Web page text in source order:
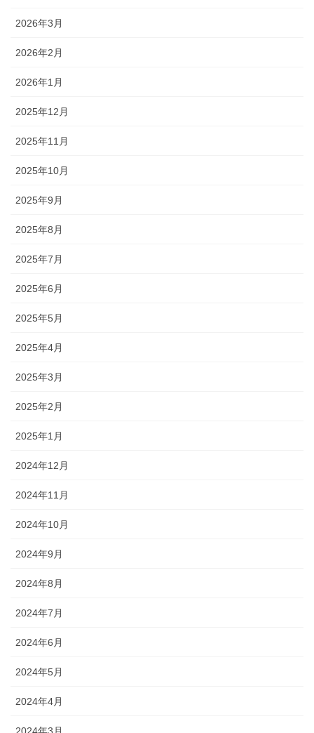
2026年3月
2026年2月
2026年1月
2025年12月
2025年11月
2025年10月
2025年9月
2025年8月
2025年7月
2025年6月
2025年5月
2025年4月
2025年3月
2025年2月
2025年1月
2024年12月
2024年11月
2024年10月
2024年9月
2024年8月
2024年7月
2024年6月
2024年5月
2024年4月
2024年3月